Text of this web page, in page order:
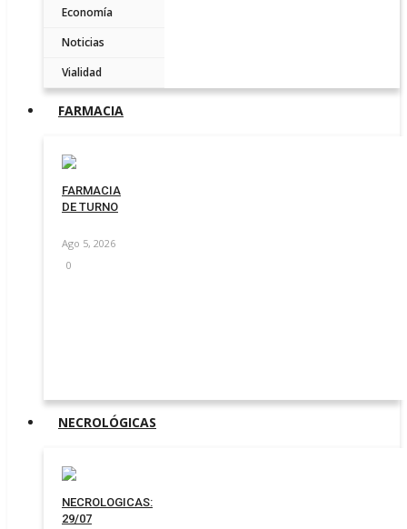
Economía
Noticias
Vialidad
FARMACIA
FARMACIA
DE TURNO
Ago 5, 2026
0
NECROLÓGICAS
NECROLOGICAS:
29/07